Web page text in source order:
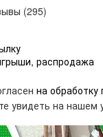
(295)
распродажа
на
увидеть на нашем